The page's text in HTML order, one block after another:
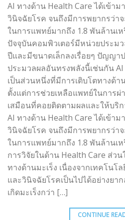
AI ทางด้าน Health Care ได้เข้า
วินิจฉัยโรค จนถึงมีการพยากรว่า
ในการแพทย์มากถึง 1.8 พันล้านเ
ปัจจุบันคอมพิวเตอร์มีหน่วยประม
ปีและมีขนาดเล็กลงเรื่อยๆ ปัญญา
ประมวลผลอันทรงพลังนี้เช่นกัน
เป็นส่วนหนึ่งที่มีการเติบโตทางด้า
ตั้งแต่การช่วยเหลือแพทย์ในการผ่
เสมือนที่คอยติดตามผลและให้บริ
AI ทางด้าน Health Care ได้เข้า
วินิจฉัยโรค จนถึงมีการพยากรว่า
ในการแพทย์มากถึง 1.8 พันล้านเ
การวิจัยในด้าน Health Care ส่ว
ทางด้านมะเร็ง เนื่องจากเทคโนโ
และวินิจฉัยโรคเป็นไปได้อย่างยา
เกิดมะเร็งกว่า […]
CONTINUE